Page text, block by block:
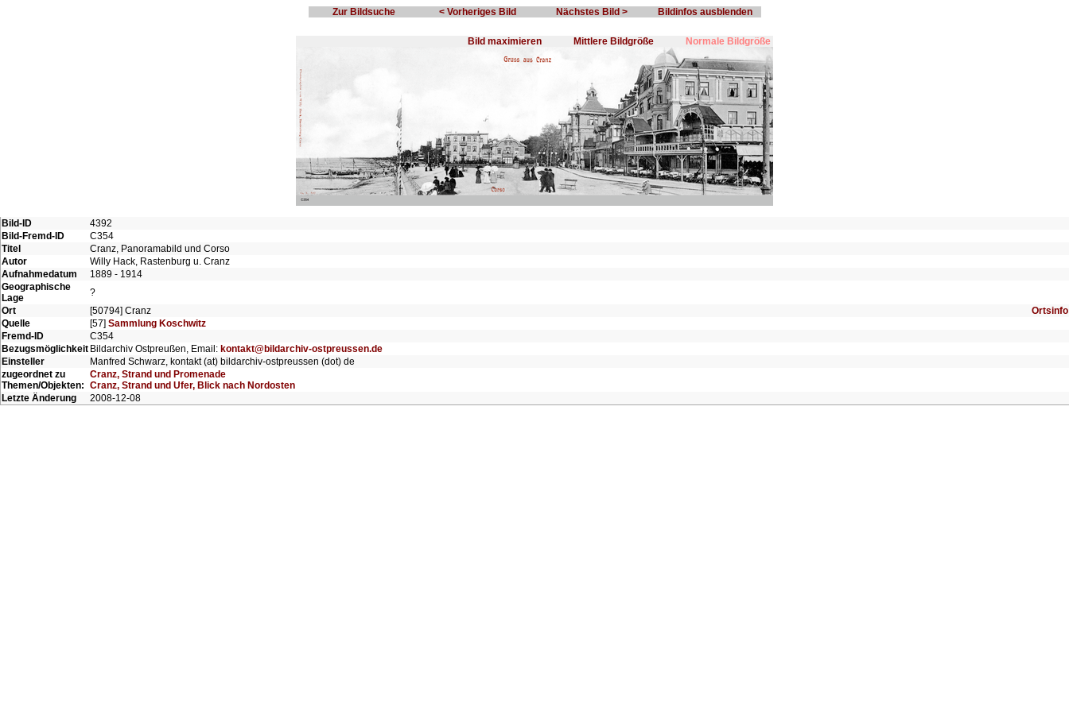
Zur Bildsuche < Vorheriges Bild Nächstes Bild > Bildinfos ausblenden
Normale Bildgröße
Mittlere Bildgröße
Bild maximieren
Bild-ID
4392
Bild-Fremd-ID
C354
Titel
Cranz, Panoramabild und Corso
Autor
Willy Hack, Rastenburg u. Cranz
Aufnahmedatum
1889 - 1914
Geographische
Lage
?
Ort
[50794] Cranz
Ortsinfo
Quelle
[57] Sammlung Koschwitz
Fremd-ID
C354
Bezugsmöglichkeit Bildarchiv Ostpreußen, Email: kontakt@bildarchiv-ostpreussen.de
Einsteller
Manfred Schwarz, kontakt (at) bildarchiv-ostpreussen (dot) de
zugeordnet zu
Themen/Objekten:
Cranz, Strand und Promenade
Cranz, Strand und Ufer, Blick nach Nordosten
Letzte Änderung
2008-12-08